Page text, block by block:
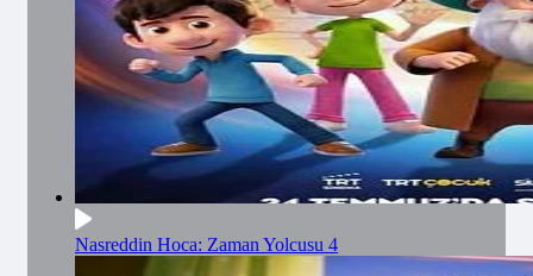
Nasreddin Hoca: Zaman Yolcusu 4